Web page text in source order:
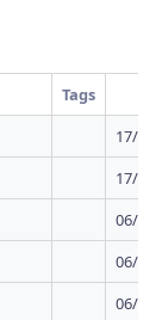
Tags
17/
17/
06/
06/
06/